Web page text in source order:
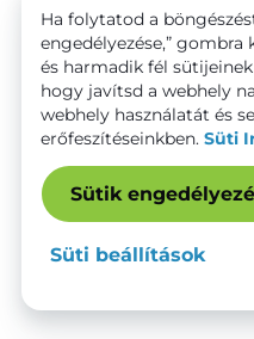
Ha folytatod a
engedélyezése,”
és harmadik fél
hogy javítsd a webhely
webhely használatát és
erőfeszítéseinkben. Süti
Sütik
Süti beállítások